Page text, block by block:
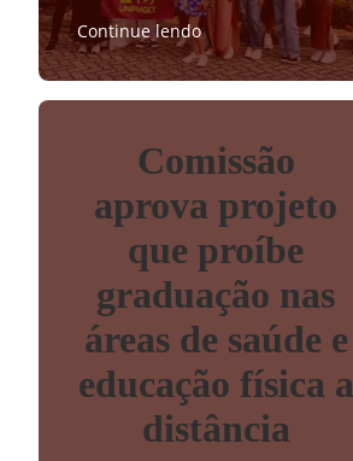
Continue lendo
Comissão
aprova projeto
que proíbe
graduação nas
áreas de saúde e
educação física a
distância